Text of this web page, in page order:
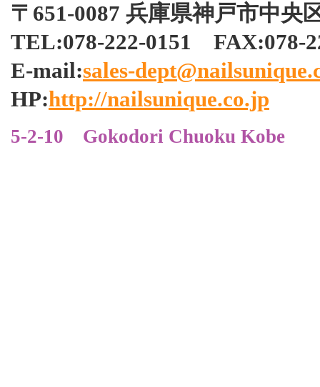
〒651-0087 兵庫県神戸市中央
TEL:078-222-0151 FAX:078-
E-mail:sales-
HP:http://nailsunique.co.jp
5-2-10 Gokodori Chuoku Kobe